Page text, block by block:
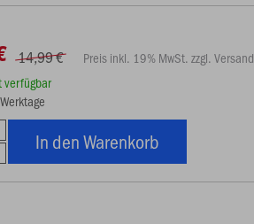
14,99 €
Preis inkl. 19% MwSt. zzgl. Versand
verfügbar
In den Warenkorb